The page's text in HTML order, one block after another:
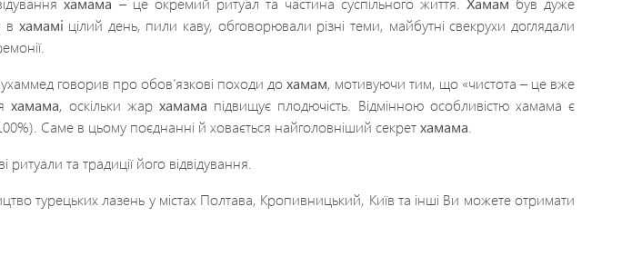
в хамамі цілий день, пили каву, обговорювали різні теми, майбутні свекрухи доглядали
говорив про обов’язкові походи дохамам, мотивуючи тим, що «чистота – це вже
хамама, оскільки жархамама підвищує плодючість. Відмінною особливістю хамама є
Саме в цьому поєднанні й ховається найголовніший секретхамама
та традиції його відвідування.
турецьких лазень у містах Полтава, Кропивницький, Київ та інші Ви можете отримати